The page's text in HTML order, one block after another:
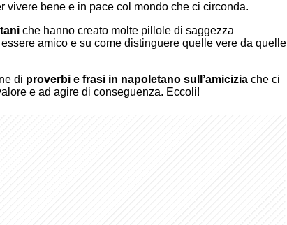
vivere bene e in pace col mondo che ci circonda.
che hanno creato molte pillole di saggezza
amico e su come distinguere quelle vere da quelle
di proverbi e frasi in napoletano sull’amicizia che ci
e ad agire di conseguenza. Eccoli!